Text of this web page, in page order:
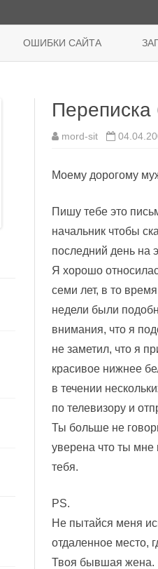
ОШИБКИ САЙТА
Переписка
mord-sit
Моему дорогому
Пишу тебе это
начальник чтобы
последний день на
Я хорошо
семи лет, в то
недели были
внимания, что я
не заметил, что я
красивое нижнее
в течении
по телевизору и
Ты больше не
уверена что ты
тебя.
PS.
Не пытайся меня
отдаленное место,
Твоя бывшая жена.